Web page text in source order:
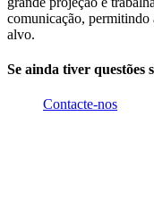
comunicação,
alvo.
Se ainda tiver questões
Contacte-nos